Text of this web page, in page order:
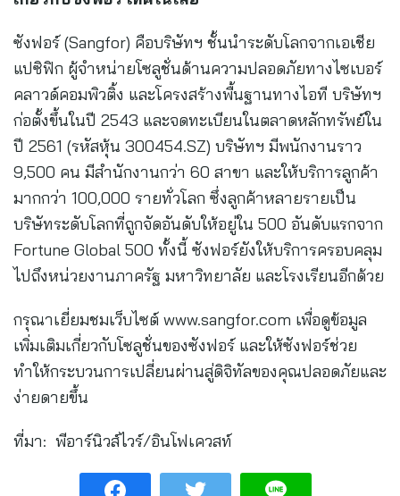
ซังฟอร์ (Sangfor) คือบริษัทฯ ชั้นนำระดับโลกจากเอเชีย
แปซิฟิก ผู้จำหน่ายโซลูชั่นด้านความปลอดภัยทางไซเบอร์
คลาวด์คอมพิวติ้ง และโครงสร้างพื้นฐานทางไอที บริษัทฯ
ก่อตั้งขึ้นในปี 2543 และจดทะเบียนในตลาดหลักทรัพย์ใน
ปี 2561 (รหัสหุ้น 300454.SZ) บริษัทฯ มีพนักงานราว
9,500 คน มีสำนักงานกว่า 60 สาขา และให้บริการลูกค้า
มากกว่า 100,000 รายทั่วโลก ซึ่งลูกค้าหลายรายเป็น
บริษัทระดับโลกที่ถูกจัดอันดับให้อยู่ใน 500 อันดับแรกจาก
Fortune Global 500 ทั้งนี้ ซังฟอร์ยังให้บริการครอบคลุม
ไปถึงหน่วยงานภาครัฐ มหาวิทยาลัย และโรงเรียนอีกด้วย
กรุณาเยี่ยมชมเว็บไซต์ www.sangfor.com เพื่อดูข้อมูล
เพิ่มเติมเกี่ยวกับโซลูชั่นของซังฟอร์ และให้ซังฟอร์ช่วย
ทำให้กระบวนการเปลี่ยนผ่านสู่ดิจิทัลของคุณปลอดภัยและ
ง่ายดายขึ้น
ที่มา: พีอาร์นิวส์ไวร์/อินโฟเควสท์